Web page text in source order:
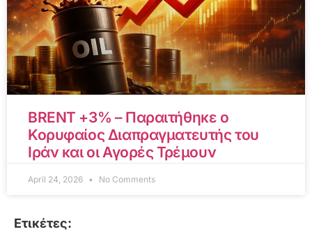
BRENT +3% – Παραιτήθηκε ο
Κορυφαίος Διαπραγματευτής του
Ιράν και οι Αγορές Τρέμουν
April 24, 2026 No Comments
Ετικέτες: